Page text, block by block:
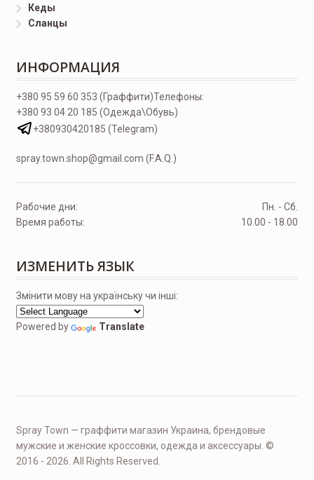
Кеды
Сланцы
ИНФОРМАЦИЯ
Телефоны:
+380 95 59 60 353 (Граффити)
+380 93 04 20 185 (Одежда\Обувь)
+380930420185 (Telegram)
spray.town.shop@gmail.com (F.A.Q.)
Рабочие дни:
Пн. - Сб.
Время работы:
10.00 - 18.00
ИЗМЕНИТЬ ЯЗЫК
Змінити мову на українську чи інші:
Powered by Translate
Spray Town — граффити магазин Украина, брендовые
мужские и женские кроссовки, одежда и аксессуары. ©
2016 - 2026. All Rights Reserved.